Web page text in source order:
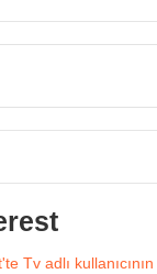
Tv adlı